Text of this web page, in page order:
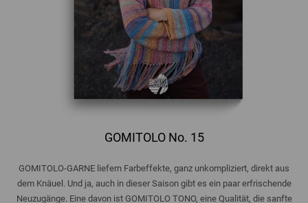
GOMITOLO No. 15
GOMITOLO-GARNE liefern Farbeffekte, ganz unkompliziert, direkt aus
dem Knäuel. Und ja, auch in dieser Saison gibt es ein paar erfrischende
Neuzugänge. Eine davon ist GOMITOLO TONO, eine Qualität, die sanfte